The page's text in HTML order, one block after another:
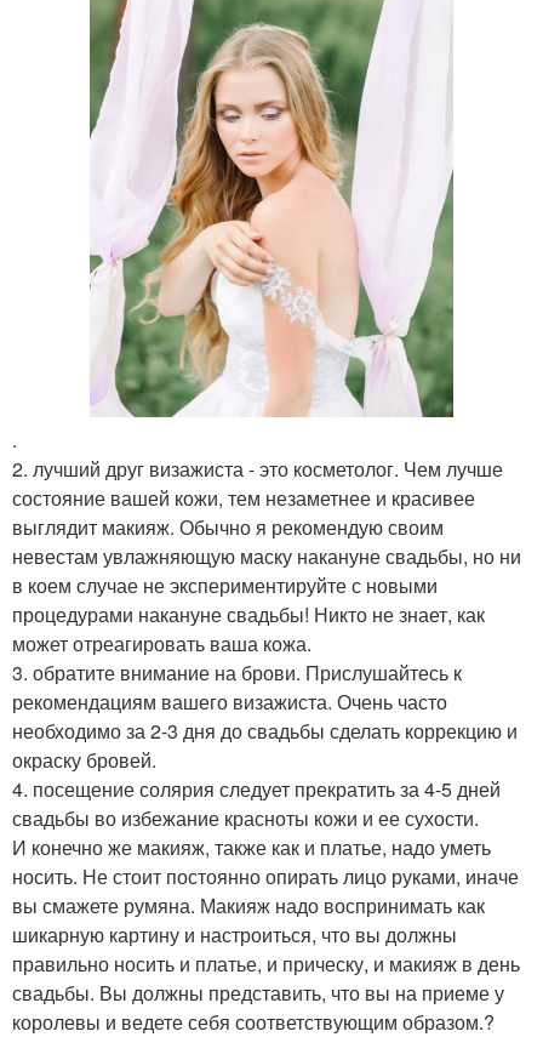
.
2. лучший друг визажиста - это косметолог. Чем лучше
состояние вашей кожи, тем незаметнее и красивее
выглядит макияж. Обычно я рекомендую своим
невестам увлажняющую маску накануне свадьбы, но ни
в коем случае не экспериментируйте с новыми
процедурами накануне свадьбы! Никто не знает, как
может отреагировать ваша кожа.
3. обратите внимание на брови. Прислушайтесь к
рекомендациям вашего визажиста. Очень часто
необходимо за 2-3 дня до свадьбы сделать коррекцию и
окраску бровей.
4. посещение солярия следует прекратить за 4-5 дней
свадьбы во избежание красноты кожи и ее сухости.
И конечно же макияж, также как и платье, надо уметь
носить. Не стоит постоянно опирать лицо руками, иначе
вы смажете румяна. Макияж надо воспринимать как
шикарную картину и настроиться, что вы должны
правильно носить и платье, и прическу, и макияж в день
свадьбы. Вы должны представить, что вы на приеме у
королевы и ведете себя соответствующим образом.?